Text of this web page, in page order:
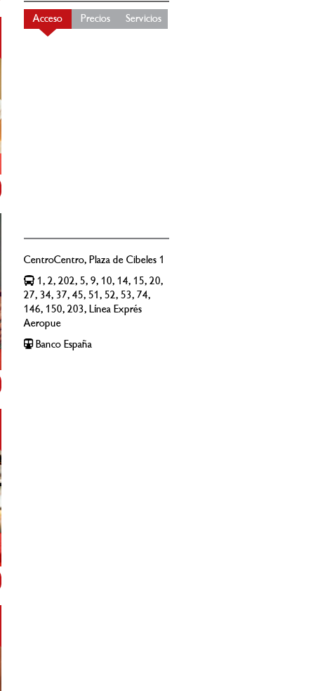
Acceso Precios Servicios
CentroCentro, Plaza de Cibeles 1
1, 2, 202, 5, 9, 10, 14, 15, 20,
27, 34, 37, 45, 51, 52, 53, 74,
146, 150, 203, Línea Exprés
Aeropue
Banco España